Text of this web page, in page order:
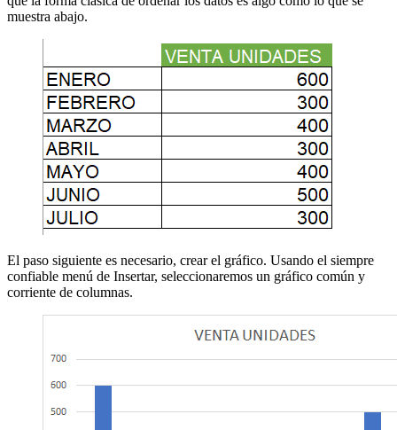
muestra abajo.
El paso siguiente es necesario, crear el gráfico. Usando el siempre
confiable menú de Insertar, seleccionaremos un gráfico común y
corriente de columnas.